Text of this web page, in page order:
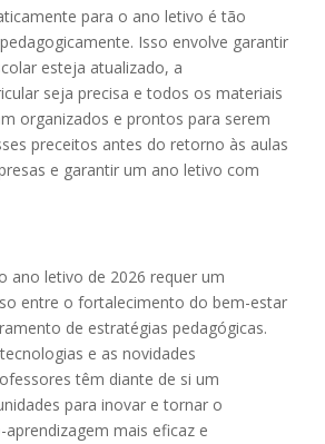
para o ano letivo é tão
Isso envolve garantir
esteja atualizado, a
seja precisa e todos os materiais
organizados e prontos para serem
preceitos antes do retorno às aulas
e garantir um ano letivo com
ano letivo de 2026 requer um
entre o fortalecimento do bem-estar
de estratégias pedagógicas.
e as novidades
têm diante de si um
para inovar e tornar o
mais eficaz e